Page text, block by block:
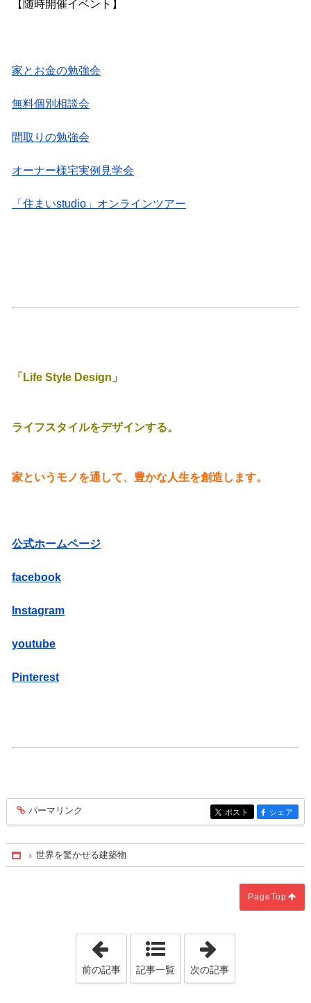
【随時開催イベント】
家とお金の勉強会
無料個別相談会
間取りの勉強会
オーナー様宅実例見学会
「住まいstudio」オンラインツアー
「Life Style Design」
ライフスタイルをデザインする。
家というモノを通して、豊かな人生を創造します。
公式ホームページ
facebook
Instagram
youtube
Pinterest
entry432
パーマリンク entry432
ポスト entry432
シェア
Home
世界を驚かせる建築物
PageTop
「たかがドア、されどドア」
前の記事 記事一覧 次の記事